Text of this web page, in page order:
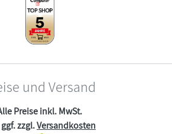
und Versand
Preise inkl. MwSt.
zzgl.Versandkosten